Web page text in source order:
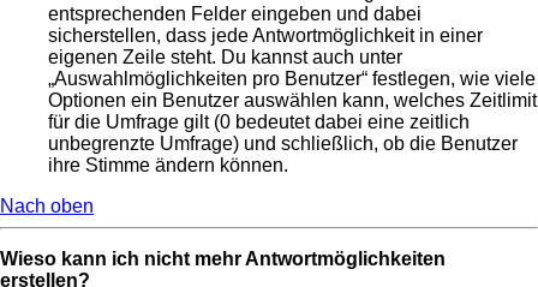
entsprechenden Felder eingeben und dabei
sicherstellen, dass jede Antwortmöglichkeit in einer
eigenen Zeile steht. Du kannst auch unter
„Auswahlmöglichkeiten pro Benutzer“ festlegen, wie viele
Optionen ein Benutzer auswählen kann, welches Zeitlimit
für die Umfrage gilt (0 bedeutet dabei eine zeitlich
unbegrenzte Umfrage) und schließlich, ob die Benutzer
ihre Stimme ändern können.
Nach oben
Wieso kann ich nicht mehr Antwortmöglichkeiten
erstellen?